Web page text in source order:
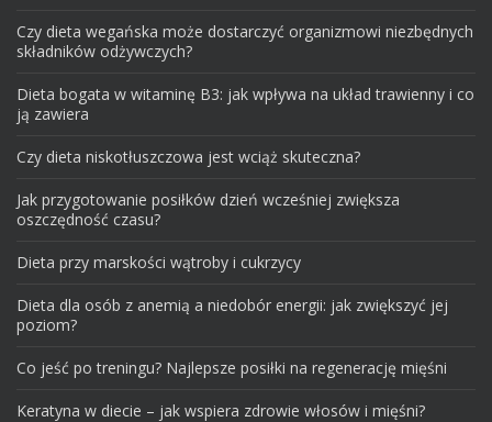
Czy dieta wegańska może dostarczyć organizmowi niezbędnych
składników odżywczych?
Dieta bogata w witaminę B3: jak wpływa na układ trawienny i co
ją zawiera
Czy dieta niskotłuszczowa jest wciąż skuteczna?
Jak przygotowanie posiłków dzień wcześniej zwiększa
oszczędność czasu?
Dieta przy marskości wątroby i cukrzycy
Dieta dla osób z anemią a niedobór energii: jak zwiększyć jej
poziom?
Co jeść po treningu? Najlepsze posiłki na regenerację mięśni
Keratyna w diecie – jak wspiera zdrowie włosów i mięśni?